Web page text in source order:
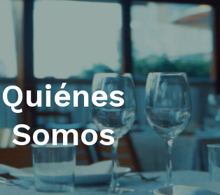
Quiénes
Somos